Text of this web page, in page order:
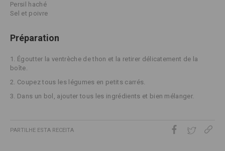
Persil haché
Sel et poivre
Préparation
1. Égoutter la ventrèche de thon et la retirer délicatement de la
boîte.
2. Coupez tous les légumes en petits carrés.
3. Dans un bol, ajouter tous les ingrédients et bien mélanger.
PARTILHE ESTA RECEITA